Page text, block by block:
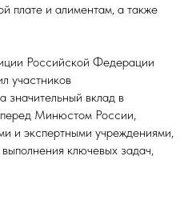
плате и алиментам, а также
Российской Федерации
участников
значительный вклад в
Минюстом России,
и экспертными учреждениями,
ключевых задач,